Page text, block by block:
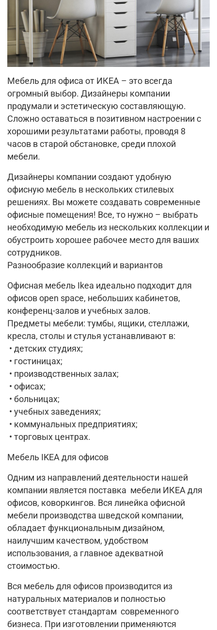
Мебель для офиса от ИКЕА – это всегда
огромный выбор. Дизайнеры компании
продумали и эстетическую составляющую.
Сложно оставаться в позитивном настроении с
хорошими результатами работы, проводя 8
часов в старой обстановке, среди плохой
мебели.
Дизайнеры компании создают удобную
офисную мебель в нескольких стилевых
решениях. Вы можете создавать современные
офисные помещения! Все, то нужно – выбрать
необходимую мебель из нескольких коллекции и
обустроить хорошее рабочее место для ваших
сотрудников.
Разнообразие коллекций и вариантов
Офисная мебель Ikea идеально подходит для
офисов open space, небольших кабинетов,
конференц-залов и учебных залов.
Предметы мебели: тумбы, ящики, стеллажи,
кресла, столы и стулья устанавливают в:
• детских студиях;
• гостиницах;
• производственных залах;
• офисах;
• больницах;
• учебных заведениях;
• коммунальных предприятиях;
• торговых центрах.
Мебель IKEA для офисов
Одним из направлений деятельности нашей
компании является поставка мебели ИКЕА для
офисов, коворкингов. Вся линейка офисной
мебели производства шведской компании,
обладает функциональным дизайном,
наилучшим качеством, удобством
использования, а главное адекватной
стоимостью.
Вся мебель для офисов производится из
натуральных материалов и полностью
соответствует стандартам современного
бизнеса. При изготовлении применяются